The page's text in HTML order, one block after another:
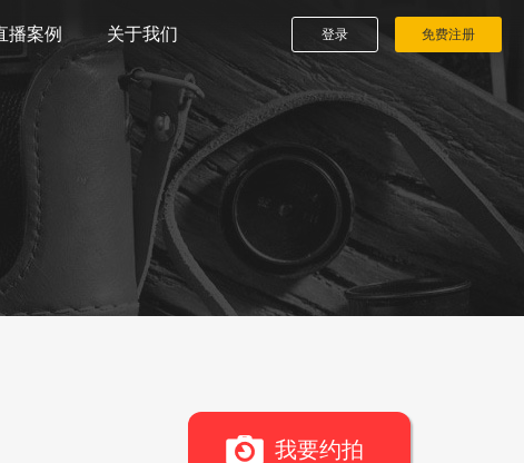
播案例 关于我们 登录 免费注册
我要约拍